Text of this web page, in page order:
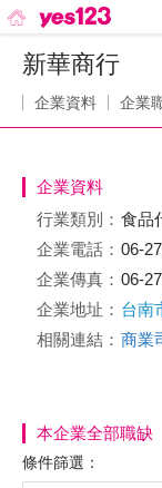
新華商行
企業資料 企業
企業資料
行業類別： 食品
企業電話： 06-
企業傳真： 06-
企業地址： 台南
相關連結： 商業
本企業全部職缺
條件篩選：